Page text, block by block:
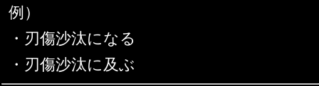
例）
・刃傷沙汰になる
・刃傷沙汰に及ぶ